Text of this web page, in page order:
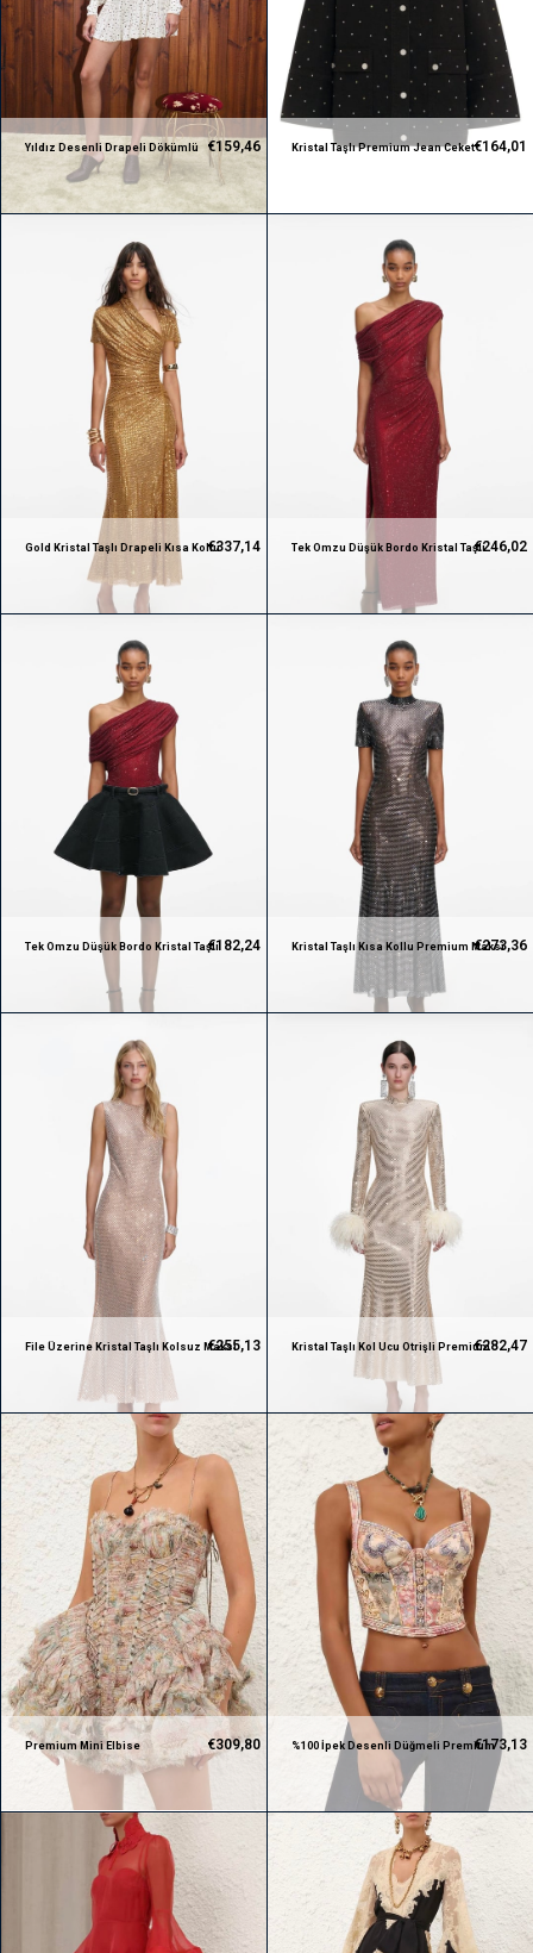
Yıldız Desenli Drapeli Dökümlü
Premium Mini Beyaz Elbise
€159,46 Kristal Taşlı Premium Jean Ceket€164,01
Gold Kristal Taşlı Drapeli Kısa Kollu
Premium Midi Elbise
€337,14
Tek Omzu Düşük Bordo Kristal Taşlı€246,02
Tek Omzu Düşük Bordo Kristal Taşlı
Premium Bluz
€182,24
Kristal Taşlı Kısa Kollu Premium Maksi
€273,36
File Üzerine Kristal Taşlı Kolsuz Maksi
€255,13
Kristal Taşlı Kol Ucu Otrişli Premium€282,47
Premium Mini Elbise €309,80
%100 İpek Desenli Düğmeli Premium€173,13